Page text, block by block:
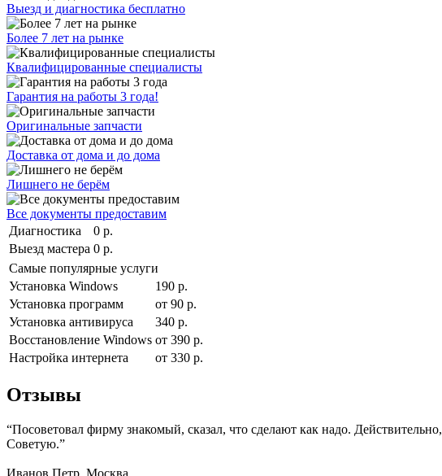
Выезд и диагностика бесплатно
Более 7 лет на рынке
Квалифицированные специалисты
Гарантия на работы 3 года!
Оригинальные запчасти
Доставка от дома и до дома
Лишнего не берём
Все документы предоставим
Диагностика
0 р.
Выезд мастера 0 р.
Самые популярные услуги
Установка Windows
190 р.
Установка программ
от 90 р.
Установка антивируса
340 р.
Восстановление Windows от 390 р.
Настройка интернета
от 330 р.
Отзывы
“Посоветовал фирму знакомый, сказал, что сделают как надо.
Советую.”
Иванов Петр. Москва